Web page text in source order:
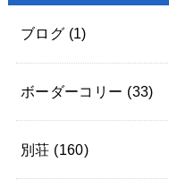
ブログ (1)
ボーダーコリー (33)
別荘 (160)